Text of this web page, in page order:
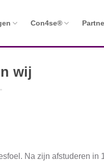
Con4se®
wij
Na zijn afstuderen in